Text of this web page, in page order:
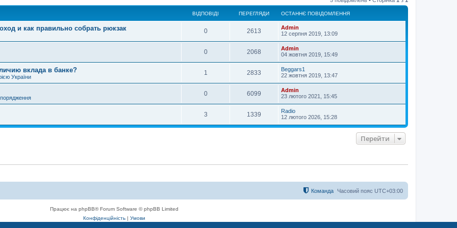
г
о
ВІДПОВІДІ ПЕРЕГЛЯДИ ОСТАННЄ ПОВІДОМЛЕННЯ
и как правильно собрать рюкзак 0 2613
Admin
12 серпня 2019, 13:09
0 2068
Admin
04 жовтня 2019, 15:49
вклада в банке?
України
1 2833
Beggars1
22 жовтня 2019, 13:47
0 6099
Admin
23 лютого 2021, 15:45
3 1339
Radio
12 лютого 2026, 15:28
Перейти
Часовий пояс UTC+03:00
Команда
Працює на phpBB® Forum Software © phpBB Limited
Конфіденційність | Умови